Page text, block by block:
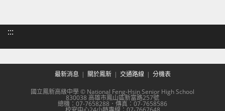
:::
最新消息 關於鳳新 交通路線 分機表
國立鳳新高級中學 © National Feng-Hsin Senior High School
830038 高雄市鳳山區新富路257號
總機：07-7658288．傳真：07-7658586